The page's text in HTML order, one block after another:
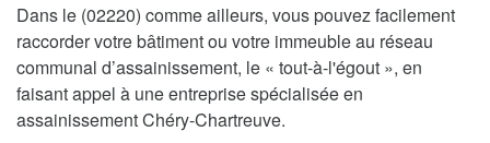
Dans le (02220) comme ailleurs, vous pouvez facilement
raccorder votre bâtiment ou votre immeuble au réseau
communal d’assainissement, le « tout-à-l'égout », en
faisant appel à une entreprise spécialisée en
assainissement Chéry-Chartreuve.